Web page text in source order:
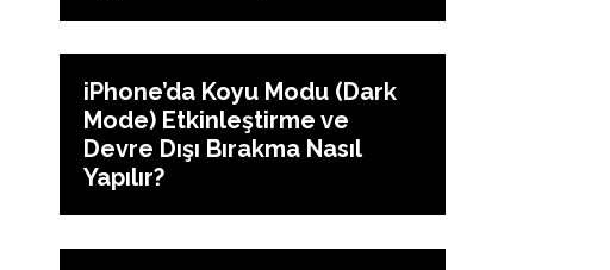
iPhone’da Koyu Modu (Dark
Mode) Etkinleştirme ve
Devre Dışı Bırakma Nasıl
Yapılır?